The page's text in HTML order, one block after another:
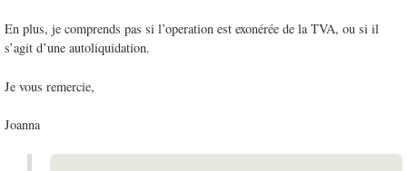
En plus, je comprends pas si l’operation est exonérée de la TVA, ou si il
s’agit d’une autoliquidation.
Je vous remercie,
Joanna